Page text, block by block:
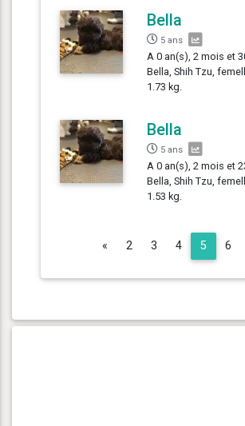
Bella
5 ans
A 0 an(s), 2 mois et
Bella, Shih Tzu,
1.73 kg.
Bella
5 ans
A 0 an(s), 2 mois et
Bella, Shih Tzu,
1.53 kg.
« Previous
2 3 4 5 6